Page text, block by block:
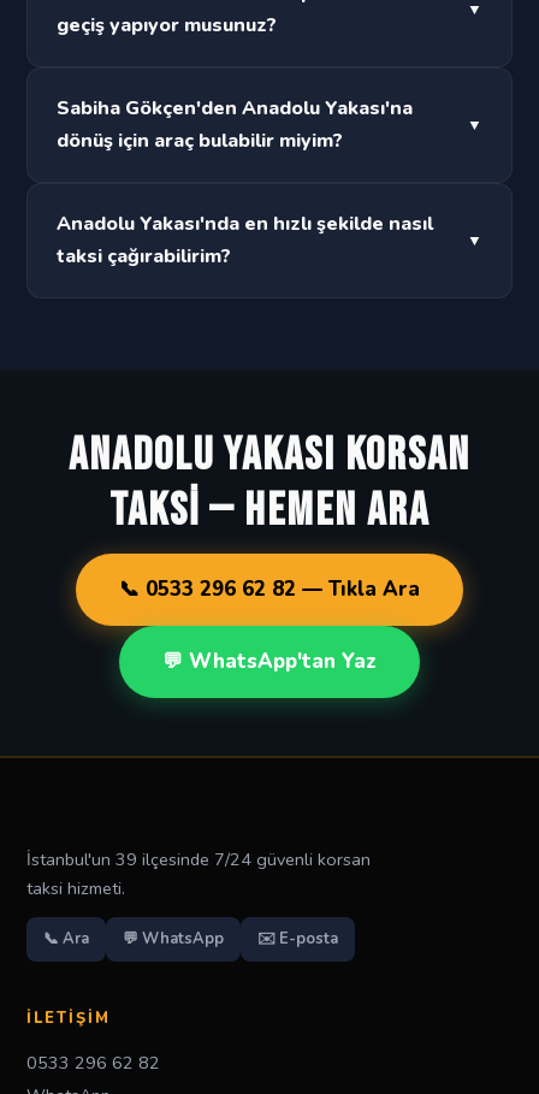
geçiş yapıyor musunuz?
▼
Evet, Boğaz geçişli tüm güzergahlarda hizmet
veriyoruz. Köprü ve tünel geçiş ücretleri fiyata
Sabiha Gökçen'den Anadolu Yakası'na
dönüş için araç bulabilir miyim?
▼
Evet, gece veya gündüz fark etmez. Sabiha Gökçen
Havalimanı'ndan Anadolu Yakası'nın herhangi bir
Anadolu Yakası'nda en hızlı şekilde nasıl
taksi çağırabilirim?
▼
ANADOLU YAKASI KORSAN
TAKSİ — HEMEN ARA
📞 0533 296 62 82 — Tıkla Ara
💬 WhatsApp'tan Yaz
İstanbul'un 39 ilçesinde 7/24 güvenli korsan
taksi hizmeti.
📞 Ara 💬 WhatsApp ✉️ E-posta
İLETIŞIM
0533 296 62 82